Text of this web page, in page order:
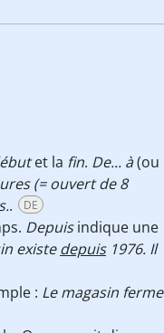
et la fin. De... à(ou
(= ouvert de 8
. DE
Depuisindique une
existedepuis1976. Il
: Le magasin ferme